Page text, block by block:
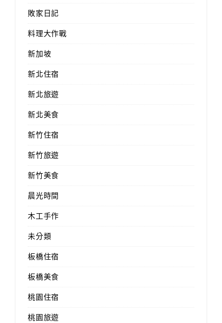
敗家日記
料理大作戰
新加坡
新北住宿
新北旅遊
新北美食
新竹住宿
新竹旅遊
新竹美食
晨光時間
木工手作
未分類
板橋住宿
板橋美食
桃園住宿
桃園旅遊